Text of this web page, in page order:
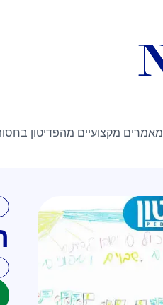
מאמרים מקצועיים מהפדיטון